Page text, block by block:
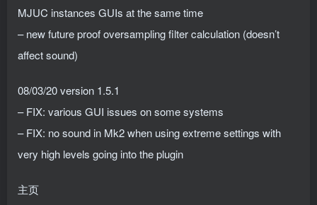
MJUC instances GUIs at the same time
– new future proof oversampling filter calculation (doesn’t
affect sound)
08/03/20 version 1.5.1
– FIX: various GUI issues on some systems
– FIX: no sound in Mk2 when using extreme settings with
very high levels going into the plugin
主页